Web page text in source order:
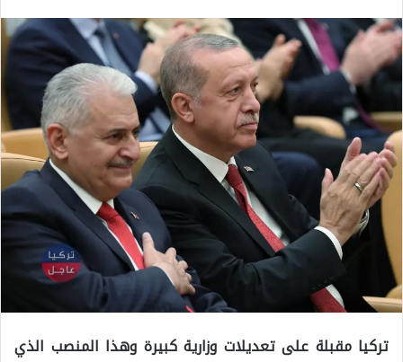
تركيا مقبلة على تعديلات وزارية كبيرة وهذا المنصب الذي